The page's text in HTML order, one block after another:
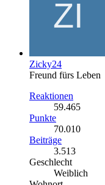
Zicky24
Freund fürs Leben
Reaktionen
59.465
Punkte
70.010
Beiträge
3.513
Geschlecht
Weiblich